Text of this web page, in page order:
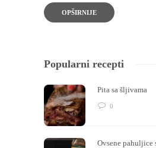
OPŠIRNIJE
Popularni recepti
Pita sa šljivama
0
Ovsene pahuljice